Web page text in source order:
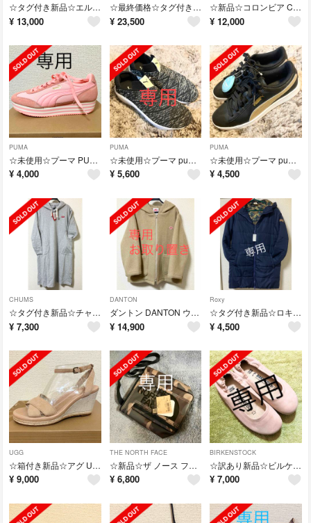
☆タグ付き新品☆エルエルビーン 中綿 ジャケット 米国フィットL 防風 耐水
¥ 13,000
☆最終価格☆タグ付き新品☆ソラモナポッシェ ガスコート ダウン ジャケット クロ
¥ 23,500
☆新品☆コロンビア Columbia シアトルマウンテン リバーシブルジャケット
¥ 12,000
PUMA
☆未使用☆プーマ PUMA プラットフォーム 24.5cm 厚底 替え紐 保存袋
¥ 4,000
PUMA
☆未使用☆プーマ puma スニーカー スリッポン 24.5cm エンライトゥン
¥ 5,600
PUMA
☆未使用☆プーマ puma スニーカー 24cm ビッキー V2 メタリック
¥ 4,500
CHUMS
☆タグ付き新品☆チャムス CHUMS フード付きスウェットワンピース L グレー
¥ 7,300
DANTON
ダントン DANTON ウールモッサ ジップアップ フードジャケット 38
¥ 14,900
Roxy
☆タグ付き新品☆ロキシー ROXY フード付き 中綿ジャケット L 紺×迷彩
¥ 4,500
UGG
☆箱付き新品☆アグ UGG レザー 麻 ウェッジヒール サンダル 25cm
¥ 9,000
THE NORTH FACE
☆新品☆ザ ノース フェイス ヒューズ ボックス ポーチ 迷彩 カモ 3L
¥ 6,800
BIRKENSTOCK
☆訳あり新品☆ビルケンシュトック レザー フラットシューズ 24.5 セリーナ
¥ 7,000